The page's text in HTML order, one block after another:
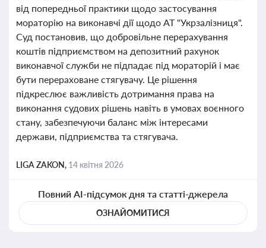
від попередньої практики щодо застосування
мораторію на виконавчі дії щодо АТ "Укрзалізниця".
Суд постановив, що добровільне перерахування
коштів підприємством на депозитний рахунок
виконавчої служби не підпадає під мораторій і має
бути перераховане стягувачу. Це рішення
підкреслює важливість дотримання права на
виконання судових рішень навіть в умовах воєнного
стану, забезпечуючи баланс між інтересами
держави, підприємства та стягувача.
LIGA ZAKON, 14 квітня 2026
Повний AI-підсумок дня та статті-джерела
ОЗНАЙОМИТИСЯ